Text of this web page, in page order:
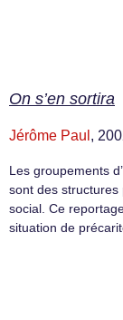
On s’en sortira
Jérôme Paul ,
Les groupements
sont des structures
social. Ce
situation de